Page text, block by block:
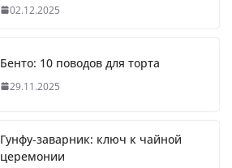
02.12.2025
Бенто: 10 поводов для торта
29.11.2025
Гунфу-заварник: ключ к чайной
церемонии